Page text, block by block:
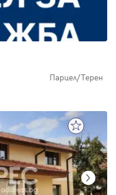
Парцел/Терен